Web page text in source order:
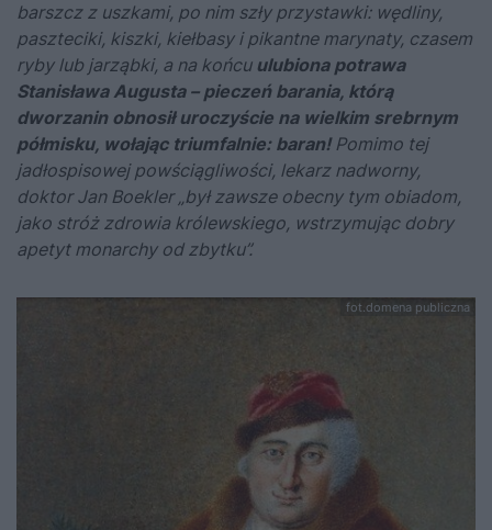
barszcz z uszkami, po nim szły przystawki: wędliny,
paszteciki, kiszki, kiełbasy i pikantne marynaty, czasem
ryby lub jarząbki, a na końcu ulubiona potrawa
Stanisława Augusta – pieczeń barania, którą
dworzanin obnosił uroczyście na wielkim srebrnym
półmisku, wołając triumfalnie: baran! Pomimo tej
jadłospisowej powściągliwości, lekarz nadworny,
doktor Jan Boekler „był zawsze obecny tym obiadom,
jako stróż zdrowia królewskiego, wstrzymując dobry
apetyt monarchy od zbytku”.
fot.domena publiczna